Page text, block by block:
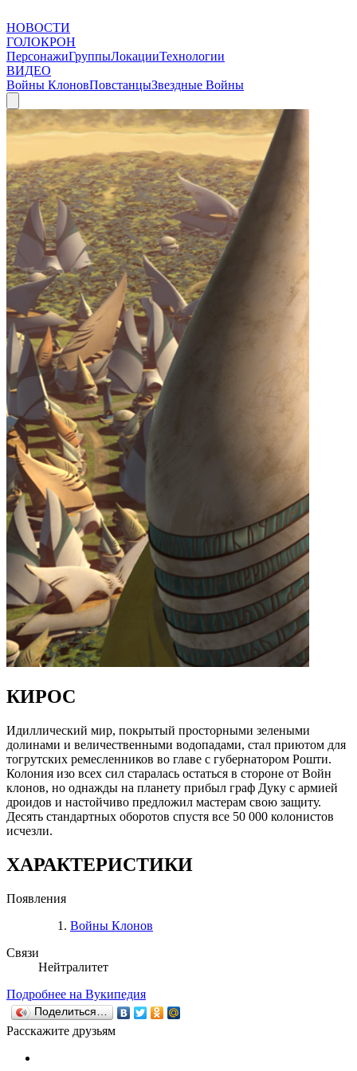
НОВОСТИ
ГОЛОКРОН
ПерсонажиГруппыЛокацииТехнологии
ВИДЕО
Войны КлоновПовстанцыЗвездные Войны
КИРОС
Идиллический мир, покрытый просторными зелеными
долинами и величественными водопадами, стал приютом для
тогрутских ремесленников во главе с губернатором Рошти.
Колония изо всех сил старалась остаться в стороне от Войн
клонов, но однажды на планету прибыл граф Дуку с армией
дроидов и настойчиво предложил мастерам свою защиту.
Десять стандартных оборотов спустя все 50 000 колонистов
исчезли.
ХАРАКТЕРИСТИКИ
Появления
Войны Клонов
Связи
Нейтралитет
Подробнее на Вукипедия
Поделиться…
Расскажите друзьям